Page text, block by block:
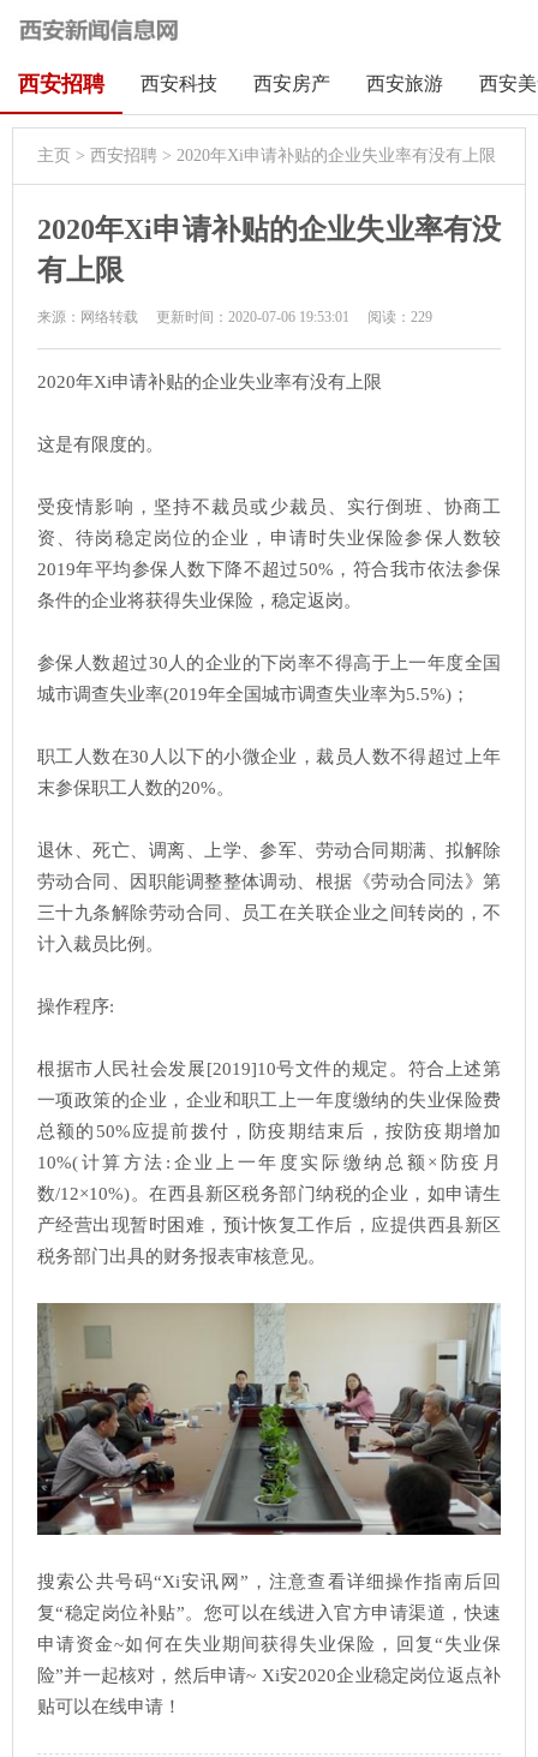
西安招聘 西安科技 西安房产 西安旅游 西安
主页 > 西安招聘 > 2020年Xi申请补贴的企业失业率有没有上限
2020年Xi申请补贴的企业失业率有没
有上限
来源：网络转载 更新时间：2020-07-06 19:53:01 阅读： 229
2020年Xi申请补贴的企业失业率有没有上限
这是有限度的。
受疫情影响，坚持不裁员或少裁员、实行倒班、协商工
资、待岗稳定岗位的企业，申请时失业保险参保人数较
2019年平均参保人数下降不超过50%，符合我市依法参保
条件的企业将获得失业保险，稳定返岗。
参保人数超过30人的企业的下岗率不得高于上一年度全国
城市调查失业率(2019年全国城市调查失业率为5.5%)；
职工人数在30人以下的小微企业，裁员人数不得超过上年
末参保职工人数的20%。
退休、死亡、调离、上学、参军、劳动合同期满、拟解除
劳动合同、因职能调整整体调动、根据《劳动合同法》第
三十九条解除劳动合同、员工在关联企业之间转岗的，不
计入裁员比例。
操作程序:
根据市人民社会发展[2019]10号文件的规定。符合上述第
一项政策的企业，企业和职工上一年度缴纳的失业保险费
总额的50%应提前拨付，防疫期结束后，按防疫期增加
10%(计算方法:企业上一年度实际缴纳总额×防疫月
数/12×10%)。在西县新区税务部门纳税的企业，如申请生
产经营出现暂时困难，预计恢复工作后，应提供西县新区
税务部门出具的财务报表审核意见。
搜索公共号码“Xi安讯网”，注意查看详细操作指南后回
复“稳定岗位补贴”。您可以在线进入官方申请渠道，快速
申请资金~如何在失业期间获得失业保险，回复“失业保
险”并一起核对，然后申请~ Xi安2020企业稳定岗位返点补
贴可以在线申请！